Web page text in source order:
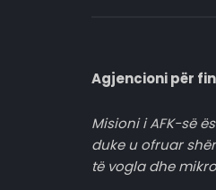
Agjencioni për
Misioni i AFK-së
duke u ofruar
të vogla dhe